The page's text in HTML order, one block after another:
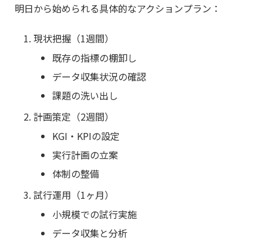
明日から始められる具体的なアクションプラン：
現状把握（1週間）
既存の指標の棚卸し
データ収集状況の確認
課題の洗い出し
計画策定（2週間）
KGI・KPIの設定
実行計画の立案
体制の整備
試行運用（1ヶ月）
小規模での試行実施
データ収集と分析